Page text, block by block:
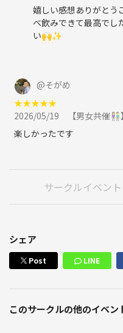
嬉しい感想ありがとう
べ飲みできて最高でし
い🙌✨️
@そがめ
★★★★★
2026/05/19
【男女共催👫】隅田川沿
楽しかったです
サークルイベン
シェア
Post LINE
このサークルの他のイベン